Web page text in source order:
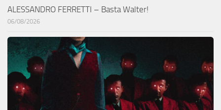
ALESSANDRO FERRETTI – Basta Walter!
06/08/2026